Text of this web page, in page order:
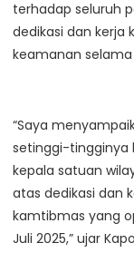
terhadap seluruh
dedikasi dan kerja
keamanan
“Saya
setinggi-tingginya
kepala satuan
atas dedikasi dan
kamtibmas yang
Juli 2025,” ujar